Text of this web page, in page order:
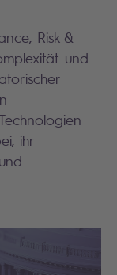
Risk &
und
ihr